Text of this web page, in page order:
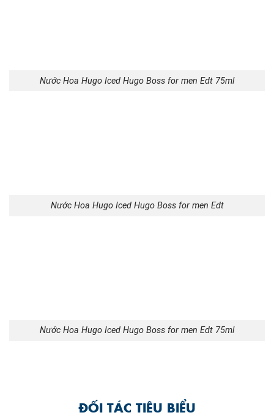
Nước Hoa Hugo Iced Hugo Boss for men Edt 75ml
Nước Hoa Hugo Iced Hugo Boss for men Edt
Nước Hoa Hugo Iced Hugo Boss for men Edt 75ml
ĐỐI TÁC TIÊU BIỂU